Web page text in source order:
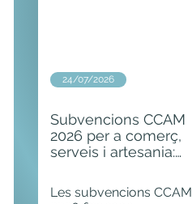
Subvencions CCAM
2026 per a comerç,
serveis i artesania:
pot optar
24/07/2026
Les subvencions CCAM